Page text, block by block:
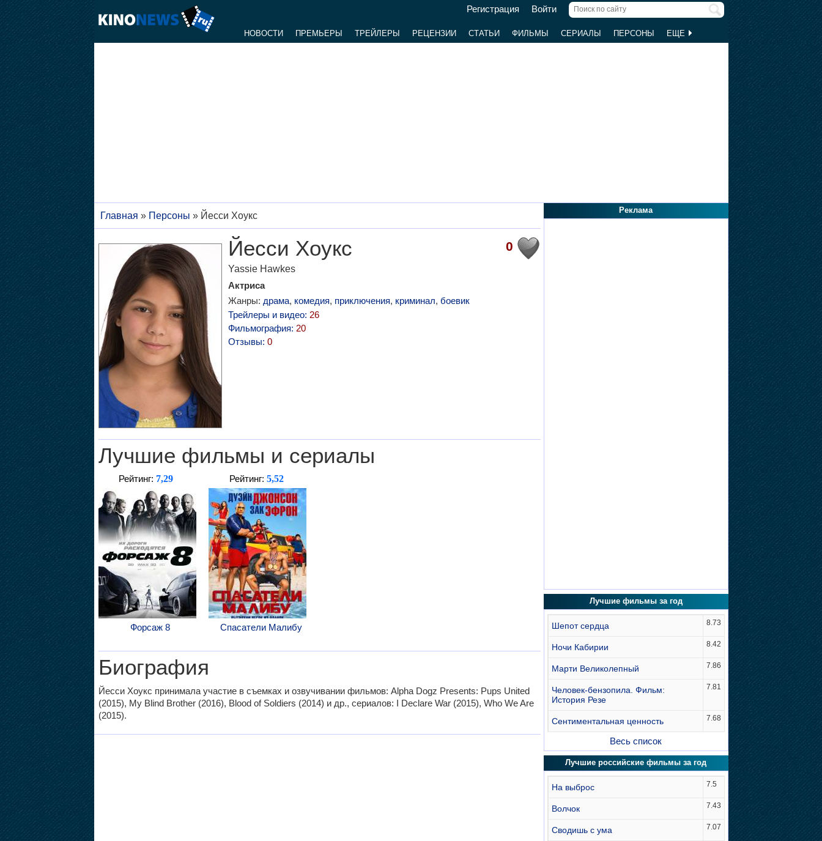
Регистрация Войти
НОВОСТИ ПРЕМЬЕРЫ ТРЕЙЛЕРЫ РЕЦЕНЗИИ СТАТЬИ ФИЛЬМЫ СЕРИАЛЫ ПЕРСОНЫ ЕЩЕ
Главная » Персоны » Йесси Хоукс
0
Йесси Хоукс
Yassie Hawkes
Актриса
Жанры: драма, комедия, приключения, криминал, боевик
Трейлеры и видео: 26
Фильмография: 20
Отзывы: 0
Лучшие фильмы и сериалы
Рейтинг: 7,29
Форсаж 8
Рейтинг: 5,52
Спасатели Малибу
Биография
Йесси Хоукс принимала участие в съемках и озвучивании фильмов: Alpha Dogz Presents: Pups United
(2015), My Blind Brother (2016), Blood of Soldiers (2014) и др., сериалов: I Declare War (2015), Who We Are
(2015).
Реклама
Лучшие фильмы за год
Шепот сердца 8.73
Ночи Кабирии 8.42
Марти Великолепный 7.86
Человек-бензопила. Фильм:
История Резе
7.81
Сентиментальная ценность 7.68
Весь список
Лучшие российские фильмы за год
На выброс 7.5
Волчок 7.43
Сводишь с ума 7.07